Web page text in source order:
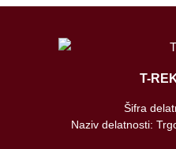
T-
Šifra
Naziv delatnosti: